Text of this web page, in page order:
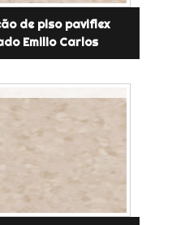
de piso paviflex
Emilio Carlos